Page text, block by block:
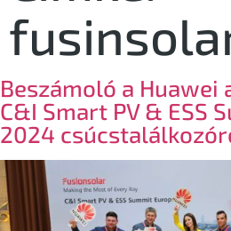
Beszámoló a Huawei
C&I Smart PV & ESS
2024